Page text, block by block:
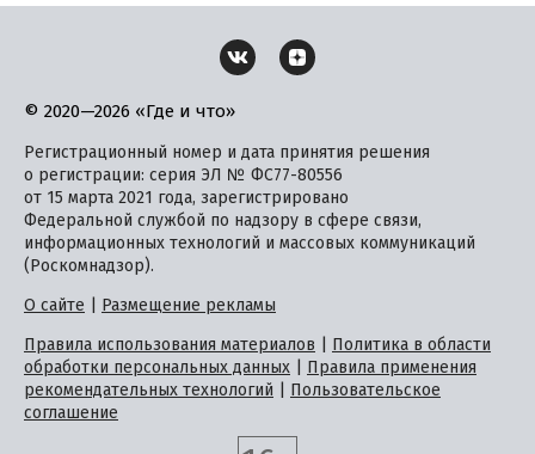
© 2020—2026 «Где и что»
Регистрационный номер и дата принятия решения
о регистрации: серия ЭЛ № ФС77-80556
от 15 марта 2021 года, зарегистрировано
Федеральной службой по надзору в сфере связи,
информационных технологий и массовых коммуникаций
(Роскомнадзор).
О сайте
Размещение рекламы
Правила использования материалов
Политика в области
обработки персональных данных
Правила применения
рекомендательных технологий
Пользовательское
соглашение